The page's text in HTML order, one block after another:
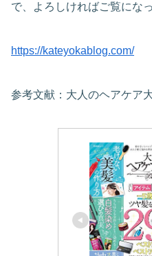
で、よろしければご覧にな
https://kateyokablog.com/
参考文献：大人のヘアケア